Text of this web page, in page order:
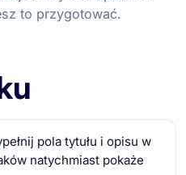
to przygotować.
pola tytułu i opisu w
natychmiast pokaże